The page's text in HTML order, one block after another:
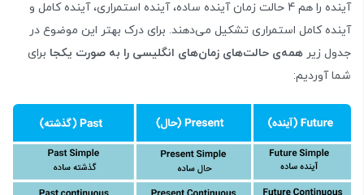
آینده را هم 4 حالت زمان آینده ساده، آینده استمراری، آینده کامل و
آینده کامل استمراری تشکیل می‌دهند. برای درک بهتر این موضوع در
جدول زیر همه‌ی حالت‌های زمان‌های انگلیسی را به صورت یکجا برای
شما آوردیم: